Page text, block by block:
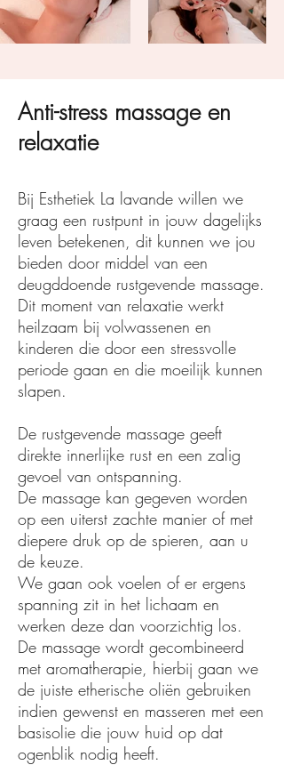
Anti-stress massage en
relaxatie
Bij Esthetiek La lavande willen we
graag een rustpunt in jouw dagelijks
leven betekenen, dit kunnen we jou
bieden door middel van een
deugddoende rustgevende massage.
Dit moment van relaxatie werkt
heilzaam bij volwassenen en
kinderen die door een stressvolle
periode gaan en die moeilijk kunnen
slapen.
De rustgevende massage geeft
direkte innerlijke rust en een zalig
gevoel van ontspanning.
De massage kan gegeven worden
op een uiterst zachte manier of met
diepere druk op de spieren, aan u
de keuze.
We gaan ook voelen of er ergens
spanning zit in het lichaam en
werken deze dan voorzichtig los.
De massage wordt gecombineerd
met aromatherapie, hierbij gaan we
de juiste etherische oliën gebruiken
indien gewenst en masseren met een
basisolie die jouw huid op dat
ogenblik nodig heeft.